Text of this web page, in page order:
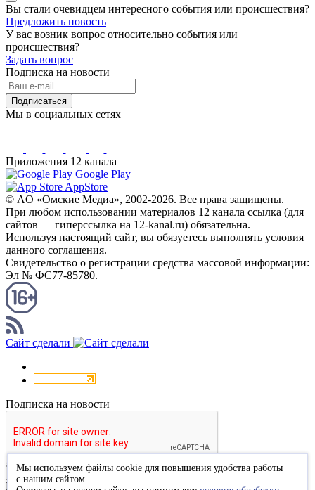
Вы стали очевидцем интересного события или происшествия?
Предложить новость
У вас возник вопрос относительно события или
происшествия?
Задать вопрос
Подписка на новости
Подписаться
Мы в социальных сетях
Приложения 12 канала
Google Play
AppStore
© AO «Омские Медиа», 2002-2026. Все права защищены.
При любом использовании материалов 12 канала ссылка (для
сайтов — гиперссылка на 12-kanal.ru) обязательна.
Используя настоящий сайт, вы обязуетесь выполнять условия
данного соглашения.
Свидетельство о регистрации средства массовой информации:
Эл № ФС77-85780.
Сайт сделали
Подписка на новости
Подписаться
Благодарим за подписку
Мы используем файлы cookie для повышения удобства работы
с нашим сайтом.